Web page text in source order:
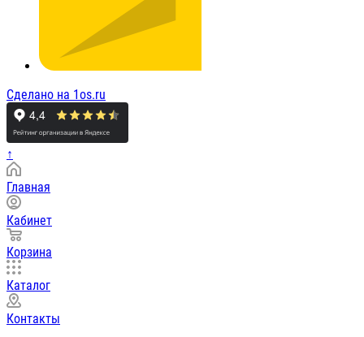
Сделано на 1os.ru
↑
Главная
Кабинет
Корзина
Каталог
Контакты